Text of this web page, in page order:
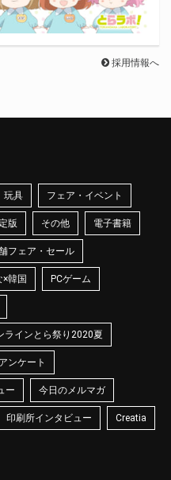
採用情報へ
玩具 フェア・イベント
版 その他 電子書籍
フェア・セール
×韓国 PCゲーム
ラインとら祭り2020夏
ンケート
ー 今日のメルマガ
印刷所インタビュー Creatia